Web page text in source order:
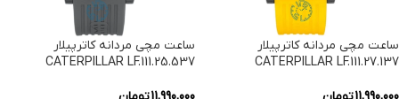
ساعت مچی مردانه کاترپیلار
CATERPILLAR LF.111.27.137
ساعت مچی مردانه کاترپیلار
CATERPILLAR LF.111.25.537